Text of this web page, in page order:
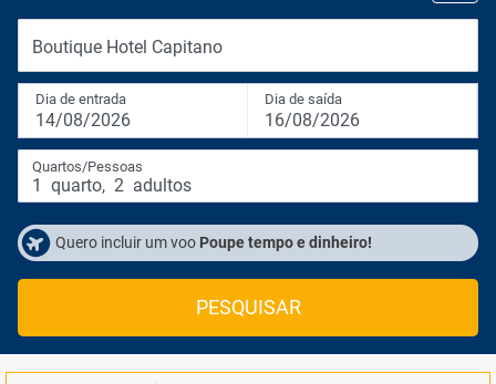
Boutique Hotel Capitano
Dia de entrada
14/08/2026
Dia de saída
16/08/2026
Quartos/Pessoas
1 quarto, 2 adultos
Quero incluir um voo Poupe tempo e dinheiro!
PESQUISAR